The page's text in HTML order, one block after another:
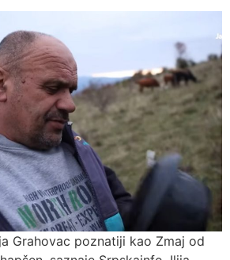
Grahovac poznatiji kao Zmaj od